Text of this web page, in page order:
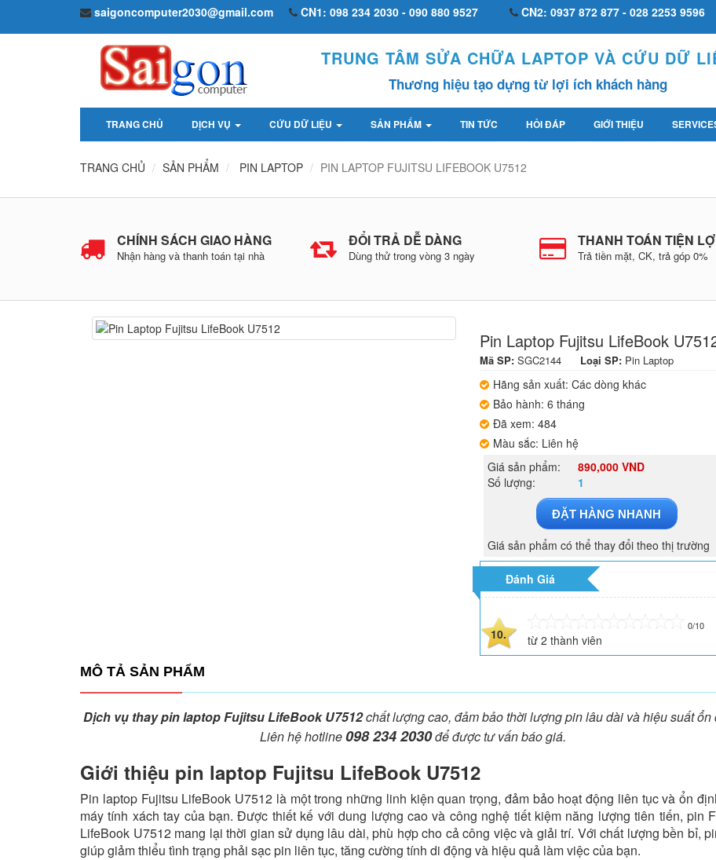
saigoncomputer2030@gmail.com CN1: 098 234 2030 - 090 880 9527 CN2: 0937 872 877 - 028 2253 9596
TRUNG TÂM SỬA CHỮA LAPTOP VÀ CỨU DỮ
Thương hiệu tạo dựng từ lợi ích khách hàng
TRANG CHỦ DỊCH VỤ CỨU DỮ LIỆU SẢN PHẨM TIN TỨC HỎI ĐÁP GIỚI THIỆU
TRANG CHỦ SẢN PHẨM PIN LAPTOP PIN LAPTOP FUJITSU LIFEBOOK U7512
CHÍNH SÁCH GIAO HÀNG
Nhận hàng và thanh toán tại nhà
ĐỔI TRẢ DỄ DÀNG
Dùng thử trong vòng 3 ngày
THANH TOÁN TIỆN
Trả tiền mặt, CK, trả góp 0%
Pin Laptop Fujitsu LifeBook
Mã SP:SGC2144 Loại SP: Pin Laptop
Hãng sản xuất: Các dòng khác
Bảo hành: 6 tháng
Đã xem: 484
Màu sắc: Liên hệ
Giá sản phẩm:
890,000 VND
Số lượng:
1
ĐẶT HÀNG NHANH
Giá sản phẩm có thể thay đổi theo thị trường
Đánh Giá
10.
0/10
từ2 thành viên
MÔ TẢ SẢN PHẨM
Dịch vụ thay pin laptop Fujitsu LifeBook U7512chất lượng cao, đảm bảo thời lượng pin lâu dài và hiệu suất ổn
Liên hệ hotline098 234 2030để được tư vấn báo giá.
Giới thiệu pin laptop Fujitsu LifeBook U7512
Pin laptop Fujitsu LifeBook U7512 là một trong những linh kiện quan trọng, đảm bảo hoạt động liên tục và ổn
máy tính xách tay của bạn. Được thiết kế với dung lượng cao và công nghệ tiết kiệm năng lượng tiên tiến, pin
LifeBook U7512 mang lại thời gian sử dụng lâu dài, phù hợp cho cả công việc và giải trí. Với chất lượng bền bỉ,
giúp giảm thiểu tình trạng phải sạc pin liên tục, tăng cường tính di động và hiệu quả làm việc của bạn.